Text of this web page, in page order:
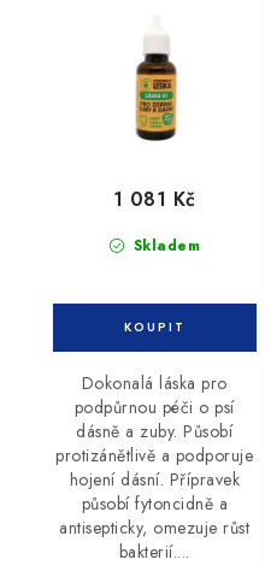
Skladem
1 081 Kč
Dokonalá láska pro
podpůrnou péči o psí
dásně a zuby. Působí
protizánětlivě a podporuje
hojení dásní. Přípravek
působí fytoncidně a
antisepticky, omezuje růst
bakterií....